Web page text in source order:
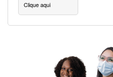
Clique aqui